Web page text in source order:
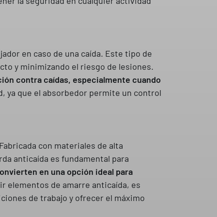
en caso de una caída. Este tipo de
y minimizando el riesgo de lesiones.
contra caídas, especialmente cuando
ya que el absorbedor permite un control
con materiales de alta
anticaída es fundamental para
en una opción ideal para
elementos de amarre anticaída, es
de trabajo y ofrecer el máximo